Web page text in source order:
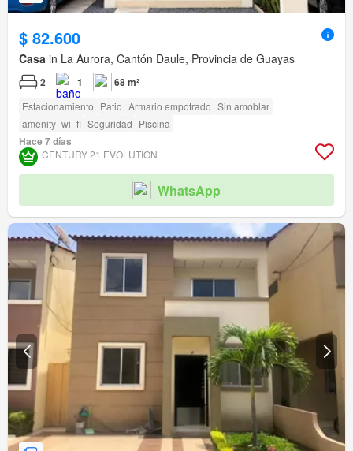
$ 82.600
Casa in La Aurora, Cantón Daule, Provincia de Guayas
2 1 68 m²
Estacionamiento Patio Armario empotrado Sin amoblar
amenity_wi_fi Seguridad Piscina
Hace 7 días
CENTURY 21 EVOLUTION
WhatsApp